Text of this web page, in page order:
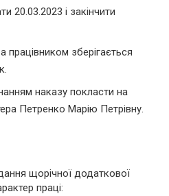
20.03.2023 і закінчити
працівником зберігається
наказу покласти на
Петренко Марію Петрівну.
щорічної додаткової
праці: